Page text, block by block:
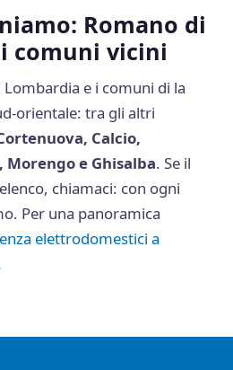
Romano di
comuni vicini
e i comuni di la
orientale: tra gli altri
Calcio,
e Ghisalba. Se il
chiamaci: con ogni
Per una panoramica
elettrodomestici a